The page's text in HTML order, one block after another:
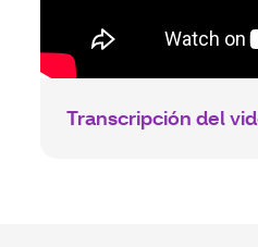
Transcripción del